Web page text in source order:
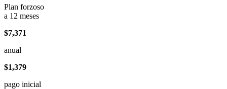
Plan forzoso
a 12 meses
$7,371
anual
$1,379
pago inicial